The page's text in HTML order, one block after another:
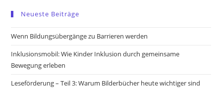
a
new
new
a
new
new
Neueste Beiträge
Wenn Bildungsübergänge zu Barrieren werden
Inklusionsmobil: Wie Kinder Inklusion durch gemeinsame
Bewegung erleben
Leseförderung – Teil 3: Warum Bilderbücher heute wichtiger sind